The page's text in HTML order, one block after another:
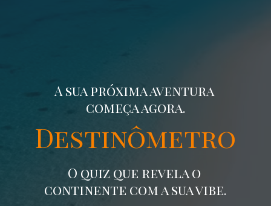
Destinômetro
O quiz que revela o
continente com a sua vibe.
A sua próxima aventura
começa agora.